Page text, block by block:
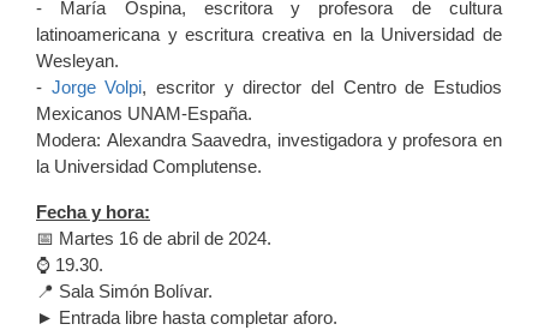
- María Ospina, escritora y profesora de cultura
latinoamericana y escritura creativa en la Universidad de
Wesleyan.
- Jorge Volpi, escritor y director del Centro de Estudios
Mexicanos UNAM-España.
Modera: Alexandra Saavedra, investigadora y profesora en
la Universidad Complutense.
Fecha y hora:
📅 Martes 16 de abril de 2024.
⌚️ 19.30.
📍 Sala Simón Bolívar.
► Entrada libre hasta completar aforo.